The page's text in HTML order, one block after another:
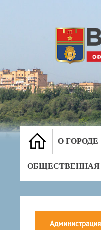
О ГОРОДЕ
ОБЩЕСТВЕННАЯ